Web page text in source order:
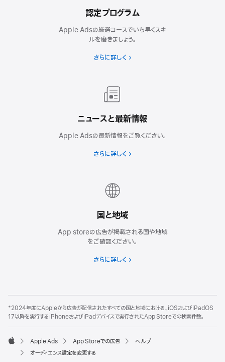
認定プログラム
Apple Adsの厳選コースでいち早くスキ
ルを磨きましょう。
さらに詳しく
ニュースと最新情報
Apple Adsの最新情報をご覧ください。
さらに詳しく
国と地域
App storeの広告が掲載される国や地域
をご確認ください。
さらに詳しく
*2024年度にAppleから広告が配信されたすべての国と地域における、iOSおよびiPadOS
17以降を実行するiPhoneおよびiPadデバイスで実行されたApp Storeでの検索件数。
Apple
Apple Ads App Storeでの広告
ヘルプ
オーディエンス設定を変更する